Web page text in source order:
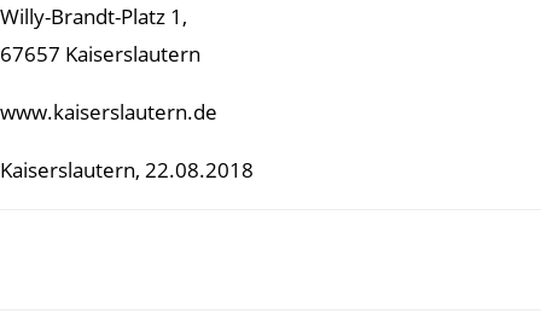
Willy-Brandt-Platz 1,
67657 Kaiserslautern
www.kaiserslautern.de
Kaiserslautern, 22.08.2018